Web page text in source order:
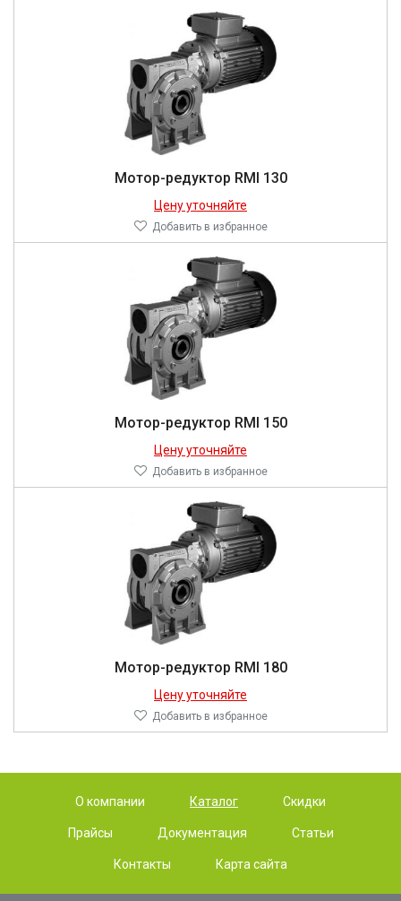
Мотор-редуктор RMI 130
Цену уточняйте
Добавить в избранное
Мотор-редуктор RMI 150
Цену уточняйте
Добавить в избранное
Мотор-редуктор RMI 180
Цену уточняйте
Добавить в избранное
О компании Каталог Скидки
Прайсы Документация Статьи
Контакты Карта сайта